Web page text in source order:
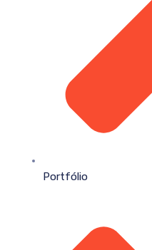
Portfólio